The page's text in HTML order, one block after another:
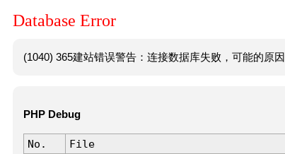
Database Error
(1040) 365建站错误警告：连接数据库失败，可能的原
PHP Debug
No. File